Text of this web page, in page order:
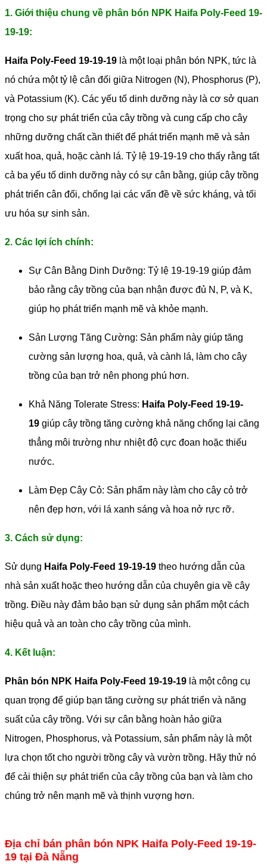
1. Giới thiệu chung về phân bón NPK Haifa Poly-Feed 19-
19-19:
Haifa Poly-Feed 19-19-19 là một loại phân bón NPK, tức là
nó chứa một tỷ lệ cân đối giữa Nitrogen (N), Phosphorus (P),
và Potassium (K). Các yếu tố dinh dưỡng này là cơ sở quan
trọng cho sự phát triển của cây trồng và cung cấp cho cây
những dưỡng chất cần thiết để phát triển mạnh mẽ và sản
xuất hoa, quả, hoặc cành lá. Tỷ lệ 19-19-19 cho thấy rằng tất
cả ba yếu tố dinh dưỡng này có sự cân bằng, giúp cây trồng
phát triển cân đối, chống lại các vấn đề về sức kháng, và tối
ưu hóa sự sinh sản.
2. Các lợi ích chính:
Sự Cân Bằng Dinh Dưỡng: Tỷ lệ 19-19-19 giúp đảm
bảo rằng cây trồng của bạn nhận được đủ N, P, và K,
giúp họ phát triển mạnh mẽ và khỏe mạnh.
Sản Lượng Tăng Cường: Sản phẩm này giúp tăng
cường sản lượng hoa, quả, và cành lá, làm cho cây
trồng của bạn trở nên phong phú hơn.
Khả Năng Tolerate Stress: Haifa Poly-Feed 19-19-
19 giúp cây trồng tăng cường khả năng chống lại căng
thẳng môi trường như nhiệt độ cực đoan hoặc thiếu
nước.
Làm Đẹp Cây Cỏ: Sản phẩm này làm cho cây cỏ trở
nên đẹp hơn, với lá xanh sáng và hoa nở rực rỡ.
3. Cách sử dụng:
Sử dụng Haifa Poly-Feed 19-19-19 theo hướng dẫn của
nhà sản xuất hoặc theo hướng dẫn của chuyên gia về cây
trồng. Điều này đảm bảo bạn sử dụng sản phẩm một cách
hiệu quả và an toàn cho cây trồng của mình.
4. Kết luận:
Phân bón NPK Haifa Poly-Feed 19-19-19 là một công cụ
quan trọng để giúp bạn tăng cường sự phát triển và năng
suất của cây trồng. Với sự cân bằng hoàn hảo giữa
Nitrogen, Phosphorus, và Potassium, sản phẩm này là một
lựa chọn tốt cho người trồng cây và vườn trồng. Hãy thử nó
để cải thiện sự phát triển của cây trồng của bạn và làm cho
chúng trở nên mạnh mẽ và thịnh vượng hơn.
Địa chỉ bán phân bón NPK Haifa Poly-Feed 19-19-
19 tại Đà Nẵng